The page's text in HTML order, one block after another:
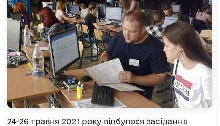
24-26 травня 2021 року відбулося засідання